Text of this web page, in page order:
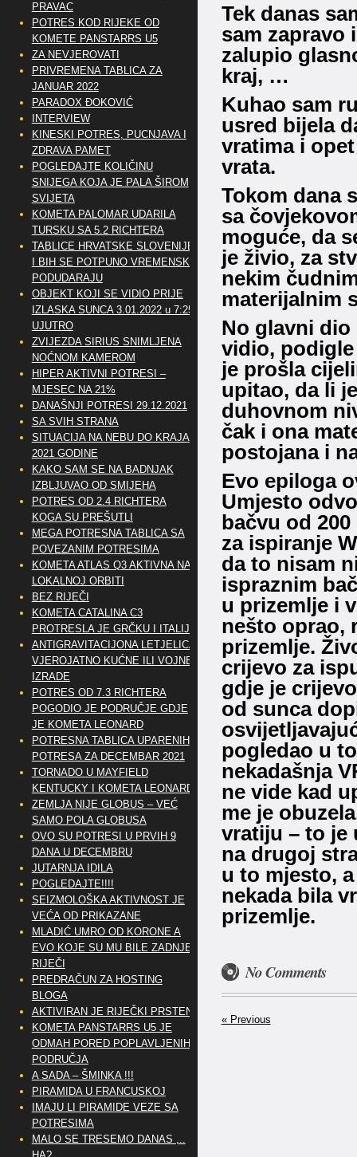
Tek danas
sam zapravo
zalupio
kraj, …
Kuhao sam
usred bijela
vratima i
vrata.
Tokom dana
sa
moguće, da
je živio, za
nekim
materijalnim
No glavni
vidio, podigle
je prošla
upitao, da li
duhovnom
čak i ona
postojana i
Evo epiloga
Umjesto
bačvu od
za ispiranje
da to nisam
ispraznim
u prizemlje i
nešto oprao,
prizemlje.
crijevo za
gdje je
od sunca
pogledao u
nekadašnja
ne vide kad
me je
vratiju – to je
na drugoj
u to mjesto,
nekada bila
prizemlje.
No Comments
« Previous
PRAVAC
POTRES KOD RIJEKE OD
KOMETE PANSTARRS U5
ZA NEVJEROVATI
PRIVREMENA TABLICA ZA
JANUAR 2022
PARADOX ĐOKOVIĆ
INTERVIEW
KINESKI POTRES, PUCNJAVA I
ZDRAVA PAMET
POGLEDAJTE KOLIČINU
SNIJEGA KOJA JE PALA ŠIROM
SVIJETA
KOMETA PALOMAR UDARILA
TURSKU SA 5.2 RICHTERA
TABLICE HRVATSKE SLOVENIJE
I BIH SE POTPUNO VREMENSKI
PODUDARAJU
OBJEKT KOJI SE VIDIO PRIJE
IZLASKA SUNCA 3.01.2022 u 7:25
UJUTRO
ZVIJEZDA SIRIUS SNIMLJENA
NOĆNOM KAMEROM
HIPER AKTIVNI POTRESI –
MJESEC NA 21%
DANAŠNJI POTRESI 29.12.2021
SA SVIH STRANA
SITUACIJA NA NEBU DO KRAJA
2021 GODINE
KAKO SAM SE NA BADNJAK
IZBLJUVAO OD SMIJEHA
POTRES OD 2.4 RICHTERA
KOGA SU PREŠUTLI
MEGA POTRESNA TABLICA SA
POVEZANIM POTRESIMA
KOMETA ATLAS Q3 AKTIVNA NA
LOKALNOJ ORBITI
BEZ RIJEČI
KOMETA CATALINA C3
PROTRESLA JE GRČKU I ITALIJU
ANTIGRAVITACIJONA LETJELICA
VJEROJATNO KUĆNE ILI VOJNE
IZRADE
POTRES OD 7.3 RICHTERA
POGODIO JE PODRUČJE GDJE
JE KOMETA LEONARD
POTRESNA TABLICA UPARENIH
POTRESA ZA DECEMBAR 2021
TORNADO U MAYFIELD
KENTUCKY I KOMETA LEONARD
ZEMLJA NIJE GLOBUS – VEĆ
SAMO POLA GLOBUSA
OVO SU POTRESI U PRVIH 9
DANA U DECEMBRU
JUTARNJA IDILA
POGLEDAJTE!!!!
SEIZMOLOŠKA AKTIVNOST JE
VEĆA OD PRIKAZANE
MLADIĆ UMRO OD KORONE A
EVO KOJE SU MU BILE ZADNJE
RIJEČI
PREDRAČUN ZA HOSTING
BLOGA
AKTIVIRAN JE RIJEČKI PRSTEN
KOMETA PANSTARRS U5 JE
ODMAH PORED POPLAVLJENIH
PODRUČJA
A SADA – ŠMINKA !!!
PIRAMIDA U FRANCUSKOJ
IMAJU LI PIRAMIDE VEZE SA
POTRESIMA
MALO SE TRESEMO DANAS ,..